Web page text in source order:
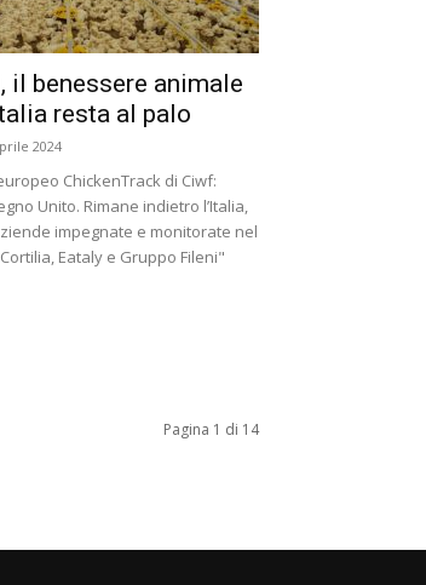
il benessere animale
resta al palo
2024
ChickenTrack di Ciwf:
Unito. Rimane indietro l’Italia,
impegnate e monitorate nel
Eataly e Gruppo Fileni"
Pagina 1 di 14